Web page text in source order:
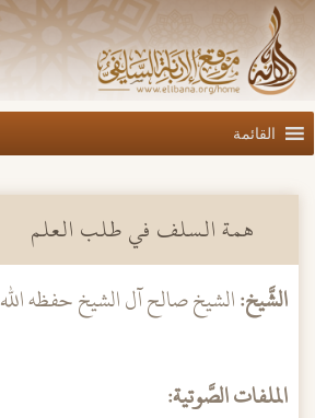
القائمة
همة السلف في طلب العلم
الشَّيخ:الشيخ صالح آل الشيخ حفظه الله
الملفات الصَّوتية: